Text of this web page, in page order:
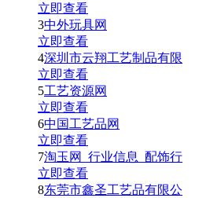
立即查看
3中外玩具网
立即查看
4深圳市云翔工艺制品有限
立即查看
5工艺资源网
立即查看
6中国工艺品网
立即查看
7淘玉网_行业信息_配饰行
立即查看
8东莞市鑫圣工艺品有限公